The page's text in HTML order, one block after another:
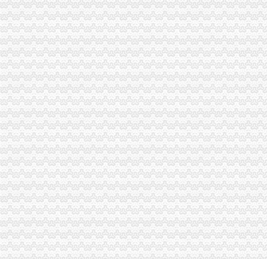
百业网_为企业,做推广
重庆代办营业执照哪家好?营业执照年检流程是怎么样的_一诺财务i_
重庆市一方财务代理有限公司招聘信息_电话_地址-智联招聘
百业网_为企业,做推广
重庆吧_重庆贴吧_重庆大家正在说吧
重庆营业执照代办|重庆代帐公司|重庆恒茂投资管理有限公司-重庆帅博
重庆代办营业执照,代办公司注册流程及费用,青蜂企服！